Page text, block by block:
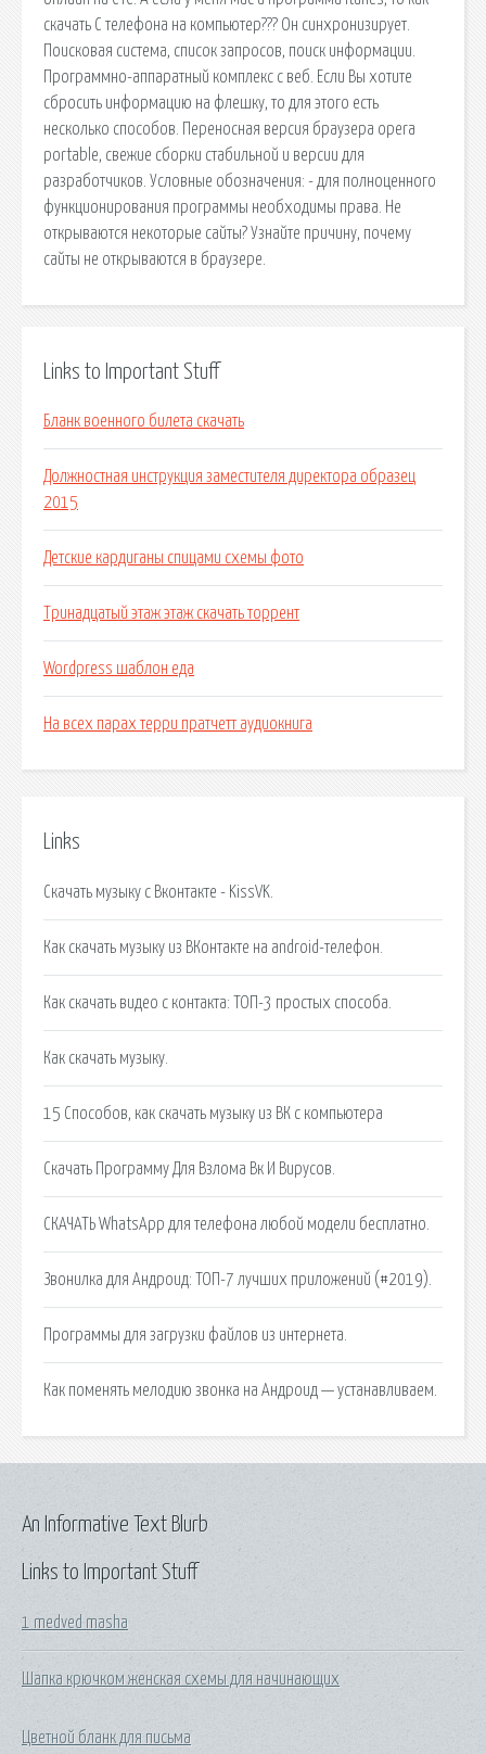
скачать С телефона на компьютер??? Он синхронизирует.
Поисковая сиcтема, список запросов, поиск информации.
Программно-аппаратный комплекс с веб. Если Вы хотите
сбросить информацию на флешку, то для этого есть
несколько способов. Переносная версия браузера opera
portable, свежие сборки стабильной и версии для
разработчиков. Условные обозначения: - для полноценного
функционирования программы необходимы права. Не
открываются некоторые сайты? Узнайте причину, почему
сайты не открываются в браузере.
Links to Important Stuff
Бланк военного билета скачать
Должностная инструкция заместителя директора образец
2015
Детские кардиганы спицами схемы фото
Тринадцатый этаж этаж скачать торрент
Wordpress шаблон еда
На всех парах терри пратчетт аудиокнига
Links
Скачать музыку с Вконтакте - KissVK.
Как скачать музыку из ВКонтакте на android-телефон.
Как скачать видео с контакта: ТОП-3 простых способа.
Как скачать музыку.
15 Способов, как скачать музыку из ВК с компьютера
Скачать Программу Для Взлома Вк И Вирусов.
СКАЧАТЬ WhatsApp для телефона любой модели бесплатно.
Звонилка для Андроид: ТОП-7 лучших приложений (#2019).
Программы для загрузки файлов из интернета.
Как поменять мелодию звонка на Андроид — устанавливаем.
Links to Important Stuff
1 medved masha
Шапка крючком женская схемы для начинающих
Цветной бланк для письма
An Informative Text Blurb